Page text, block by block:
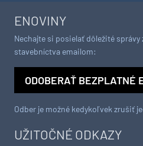
UŽITOČNÉ ODKAZY
ENOVINY
Nechajte si posielať dôležité
stavebníctva emailom:
ODOBERAŤ BEZPLATNÉ
Odber je možné kedykoľvek zrušiť